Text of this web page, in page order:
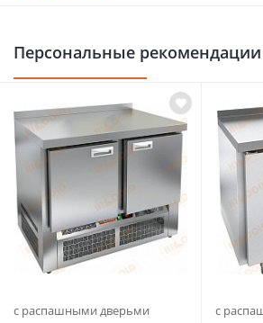
Персональные рекомендации
с распашными дверьми
с